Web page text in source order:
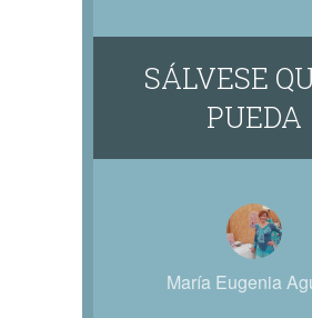
SÁLVESE
PUEDA
María Eugenia